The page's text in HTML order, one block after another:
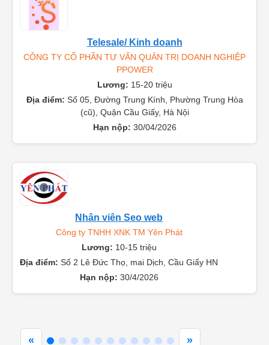
Telesale/ Kinh doanh
CÔNG TY CỔ PHẦN TƯ VẤN QUẢN TRỊ DOANH NGHIỆP
PPOWER
Lương: 15-20 triệu
Số 05, Đường Trung Kính, Phường Trung Hòa
(cũ), Quận Cầu Giấy, Hà Nội
Hạn nộp:30/04/2026
Nhân viên Seo web
Công ty TNHH XNK TM Yên Phát
Lương:10-15 triệu
Số 2 Lê Đức Thọ, mai Dịch, Cầu Giấy HN
Hạn nộp:30/4/2026